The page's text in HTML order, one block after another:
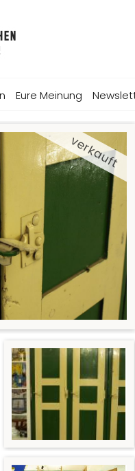
Eure Meinung